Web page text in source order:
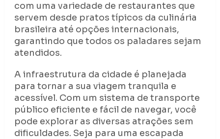
com uma variedade de restaurantes que
servem desde pratos típicos da culinária
brasileira até opções internacionais,
garantindo que todos os paladares sejam
atendidos.
A infraestrutura da cidade é planejada
para tornar a sua viagem tranquila e
acessível. Com um sistema de transporte
público eficiente e fácil de navegar, você
pode explorar as diversas atrações sem
dificuldades. Seja para uma escapada